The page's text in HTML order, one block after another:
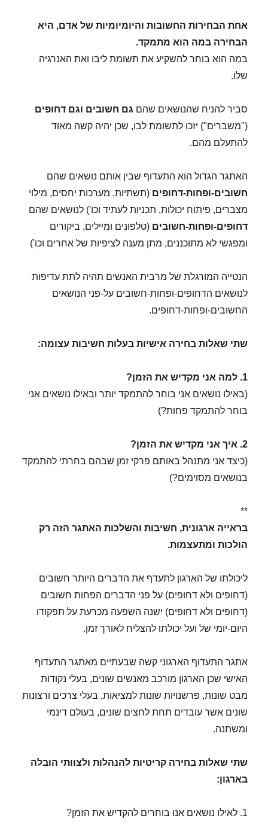
אחת הבחירות החשובות והיומיומיות של אדם, היא
הבחירה במה הוא מתמקד.
במה הוא בוחר להשקיע את תשומת ליבו ואת האנרגיה
שלו.
סביר להניח שהנושאים שהם גם חשובים וגם דחופים
("משברים") יזכו לתשומת לבו, שכן יהיה קשה מאוד
להתעלם מהם.
האתגר הגדול הוא התעדוף שבין אותם נושאים שהם
חשובים-ופחות-דחופים (תשתיות, מערכות יחסים, מילוי
מצברים, פיתוח יכולות, תכניות לעתיד וכו') לנושאים שהם
דחופים-ופחות-חשובים (טלפונים ומיילים, ביקורים
ומפגשי לא מתוכננים, מתן מענה לציפיות של אחרים וכו')
הנטייה המורגלת של מרבית האנשים תהיה לתת עדיפות
לנושאים הדחופים-ופחות-חשובים על-פני הנושאים
החשובים-ופחות-דחופים.
שתי שאלות בחירה אישיות בעלות חשיבות עצומה:
1. למה אני מקדיש את הזמן?
(באילו נושאים אני בוחר להתמקד יותר ובאילו נושאים אני
בוחר להתמקד פחות?)
2. איך אני מקדיש את הזמן?
(כיצד אני מתנהל באותם פרקי זמן שבהם בחרתי להתמקד
בנושאים מסוימים?)
**
בראייה ארגונית, חשיבות והשלכות האתגר הזה רק
הולכות ומתעצמות.
ליכולתו של הארגון לתעדף את הדברים היותר חשובים
(דחופים ולא דחופים) על פני הדברים הפחות חשובים
(דחופים ולא דחופים) ישנה השפעה מכרעת על תפקודו
היום-יומי של ועל יכולתו להצליח לאורך זמן.
אתגר התעדוף הארגוני קשה שבעתיים מאתגר התעדוף
האישי שכן הארגון מורכב מאנשים שונים, בעלי נקודות
מבט שונות, פרשנויות שונות למציאות, בעלי צרכים ורצונות
שונים אשר עובדים תחת לחצים שונים, בעולם דינמי
ומשתנה.
שתי שאלות בחירה קריטיות להנהלות ולצוותי הובלה
בארגון:
1. לאילו נושאים אנו בוחרים להקדיש את הזמן?